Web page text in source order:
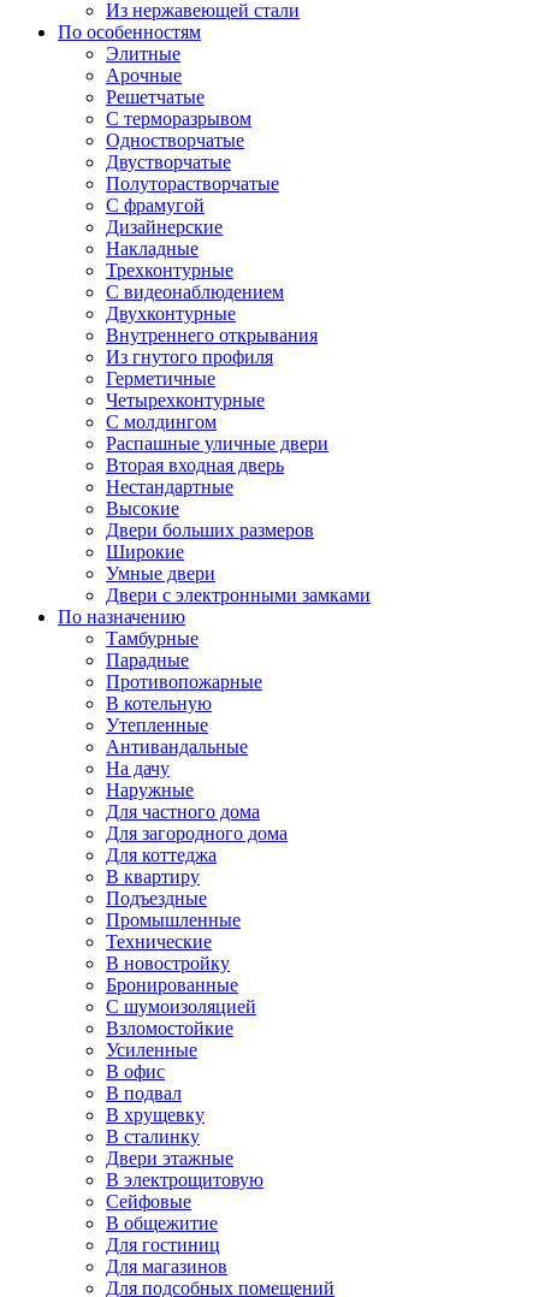
Из нержавеющей стали
По особенностям
Элитные
Арочные
Решетчатые
С терморазрывом
Одностворчатые
Двустворчатые
Полуторастворчатые
С фрамугой
Дизайнерские
Накладные
Трехконтурные
С видеонаблюдением
Двухконтурные
Внутреннего открывания
Из гнутого профиля
Герметичные
Четырехконтурные
С молдингом
Распашные уличные двери
Вторая входная дверь
Нестандартные
Высокие
Двери больших размеров
Широкие
Умные двери
Двери с электронными замками
По назначению
Тамбурные
Парадные
Противопожарные
В котельную
Утепленные
Антивандальные
На дачу
Наружные
Для частного дома
Для загородного дома
Для коттеджа
В квартиру
Подъездные
Промышленные
Технические
В новостройку
Бронированные
С шумоизоляцией
Взломостойкие
Усиленные
В офис
В подвал
В хрущевку
В сталинку
Двери этажные
В электрощитовую
Сейфовые
В общежитие
Для гостиниц
Для магазинов
Для подсобных помещений